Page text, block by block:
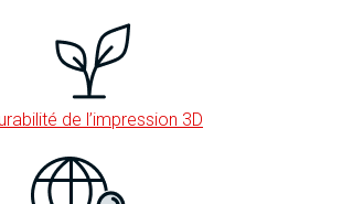
de l’impression 3D